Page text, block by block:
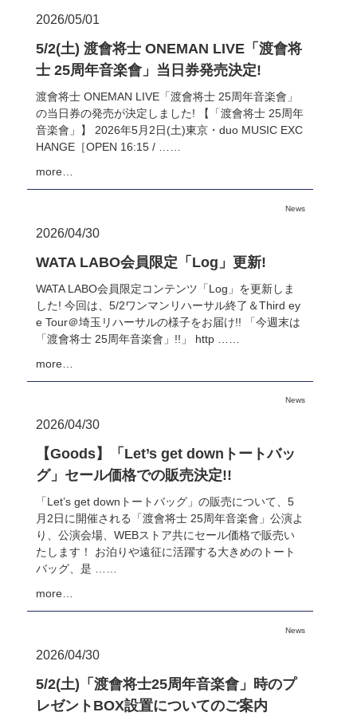
2026/05/01
5/2(土) 渡會将士 ONEMAN LIVE「渡會将
士 25周年音楽會」当日券発売決定!
渡會将士 ONEMAN LIVE「渡會将士 25周年音楽會」
の当日券の発売が決定しました! 【「渡會将士 25周年
音楽會」】 2026年5月2日(土)東京・duo MUSIC EXC
HANGE［OPEN 16:15 / ……
more…
News
2026/04/30
WATA LABO会員限定「Log」更新!
WATA LABO会員限定コンテンツ「Log」を更新しま
した! 今回は、5/2ワンマンリハーサル終了＆Third ey
e Tour＠埼玉リハーサルの様子をお届け!! 「今週末は
「渡會将士 25周年音楽會」!!」 http ……
more…
News
2026/04/30
【Goods】「Let’s get downトートバッ
グ」セール価格での販売決定!!
「Let’s get downトートバッグ」の販売について、5
月2日に開催される「渡會将士 25周年音楽會」公演よ
り、公演会場、WEBストア共にセール価格で販売い
たします！ お泊りや遠征に活躍する大きめのトート
バッグ、是 ……
more…
News
2026/04/30
5/2(土)「渡會将士25周年音楽會」時のプ
レゼントBOX設置についてのご案内